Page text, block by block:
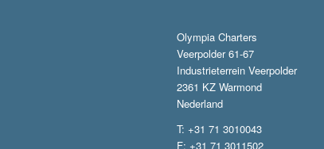
Olympia Charters
Veerpolder 61-67
Industrieterrein Veerpolder
2361 KZ Warmond
Nederland
T: +31 71 3010043
F: +31 71 3011502